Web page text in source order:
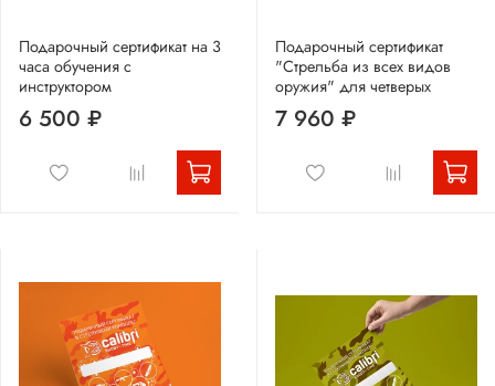
Подарочный сертификат на 3
часа обучения с
инструктором
6 500 ₽
Подарочный сертификат
"Стрельба из всех видов
оружия" для четверых
7 960 ₽